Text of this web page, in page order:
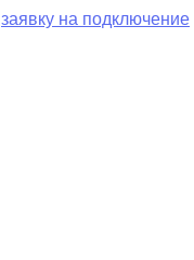
заявку на подключение